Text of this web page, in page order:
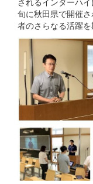
旬に秋田県で開催
者のさらなる活躍